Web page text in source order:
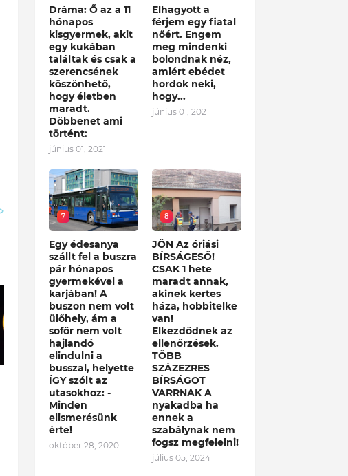
Dráma: Ő az a 11
hónapos
kisgyermek, akit
egy kukában
találtak és csak a
szerencsének
köszönhető,
hogy életben
maradt.
Döbbenet ami
történt:
június 01, 2021
Elhagyott a
férjem egy fiatal
nőért. Engem
meg mindenki
bolondnak néz,
amiért ebédet
hordok neki,
hogy...
június 01, 2021
7
Egy édesanya
szállt fel a buszra
pár hónapos
gyermekével a
karjában! A
buszon nem volt
ülőhely, ám a
sofőr nem volt
hajlandó
elindulni a
busszal, helyette
ÍGY szólt az
utasokhoz: -
Minden
elismerésünk
érte!
október 28, 2020
8
JÖN Az óriási
BÍRSÁGESŐ!
CSAK 1 hete
maradt annak,
akinek kertes
háza, hobbitelke
van!
Elkezdődnek az
ellenőrzések.
TÖBB
SZÁZEZRES
BÍRSÁGOT
VARRNAK A
nyakadba ha
ennek a
szabálynak nem
fogsz megfelelni!
július 05, 2024